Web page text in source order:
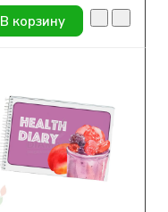
В корзину